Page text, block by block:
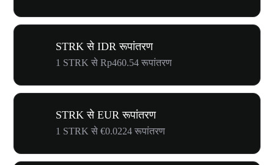
STRK से IDR रूपांतरण
1 STRK से Rp460.54 रूपांतरण
STRK से EUR रूपांतरण
1 STRK से €0.0224 रूपांतरण